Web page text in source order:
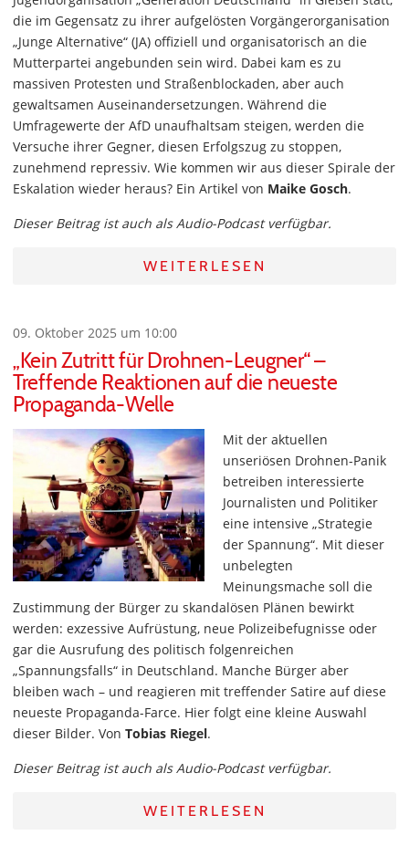
die im Gegensatz zu ihrer aufgelösten Vorgängerorganisation
„Junge Alternative“ (JA) offiziell und organisatorisch an die
Mutterpartei angebunden sein wird. Dabei kam es zu
massiven Protesten und Straßenblockaden, aber auch
gewaltsamen Auseinandersetzungen. Während die
Umfragewerte der AfD unaufhaltsam steigen, werden die
Versuche ihrer Gegner, diesen Erfolgszug zu stoppen,
zunehmend repressiv. Wie kommen wir aus dieser Spirale der
Eskalation wieder heraus? Ein Artikel von Maike Gosch.
Dieser Beitrag ist auch als Audio-Podcast verfügbar.
WEITERLESEN
09. Oktober 2025 um 10:00
„Kein Zutritt für Drohnen-Leugner“ –
Treffende Reaktionen auf die neueste
Propaganda-Welle
Mit der aktuellen
unseriösen Drohnen-Panik
betreiben interessierte
Journalisten und Politiker
eine intensive „Strategie
der Spannung“. Mit dieser
unbelegten
Meinungsmache soll die
Zustimmung der Bürger zu skandalösen Plänen bewirkt
werden: exzessive Aufrüstung, neue Polizeibefugnisse oder
gar die Ausrufung des politisch folgenreichen
„Spannungsfalls“ in Deutschland. Manche Bürger aber
bleiben wach – und reagieren mit treffender Satire auf diese
neueste Propaganda-Farce. Hier folgt eine kleine Auswahl
dieser Bilder. Von Tobias Riegel.
Dieser Beitrag ist auch als Audio-Podcast verfügbar.
WEITERLESEN